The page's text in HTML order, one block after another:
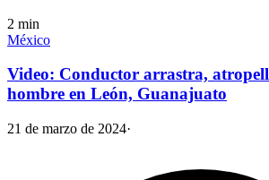
2 min
México
Video: Conductor arrastra,
hombre en León, Guanajuato
21 de marzo de 2024·